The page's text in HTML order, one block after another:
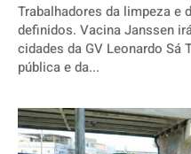
Privacidade
Privacidade
Privacidade
Privacidade
Trabalhadores da limpeza e
definidos. Vacina Janssen
cidades da GV Leonardo Sá Trabalhadores da limpeza
pública e da...